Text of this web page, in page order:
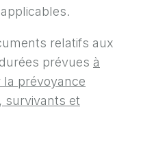
relatifs aux
prévues à
la prévoyance
survivants et